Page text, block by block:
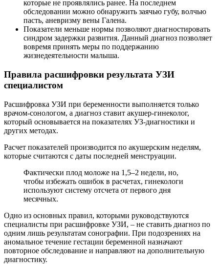
которые не проявлялись ранее. На последнем
обследовании можно обнаружить заячью губу, волчью
пасть, аневризму вены Галена.
Показатели меньше нормы позволяют диагностировать
синдром задержки развития. Данный диагноз позволяет
вовремя принять меры по поддержанию
жизнедеятельности малыша.
Правила расшифровки результата УЗИ
специалистом
Расшифровка УЗИ при беременности выполняется только
врачом-сонологом, а диагноз ставит акушер-гинеколог,
который основывается на показателях УЗ-диагностики и
других методах.
Расчет показателей производится по акушерским неделям,
которые считаются с даты последней менструации.
Фактически плод моложе на 1,5–2 недели, но,
чтобы избежать ошибок в расчетах, гинекологи
используют систему отсчета от первого дня
месячных.
Одно из основных правил, которыми руководствуются
специалисты при расшифровке УЗИ, – не ставить диагноз по
одним лишь результатам сонографии. При подозрениях на
аномальное течение гестации беременной назначают
повторное обследование и направляют на дополнительную
диагностику.